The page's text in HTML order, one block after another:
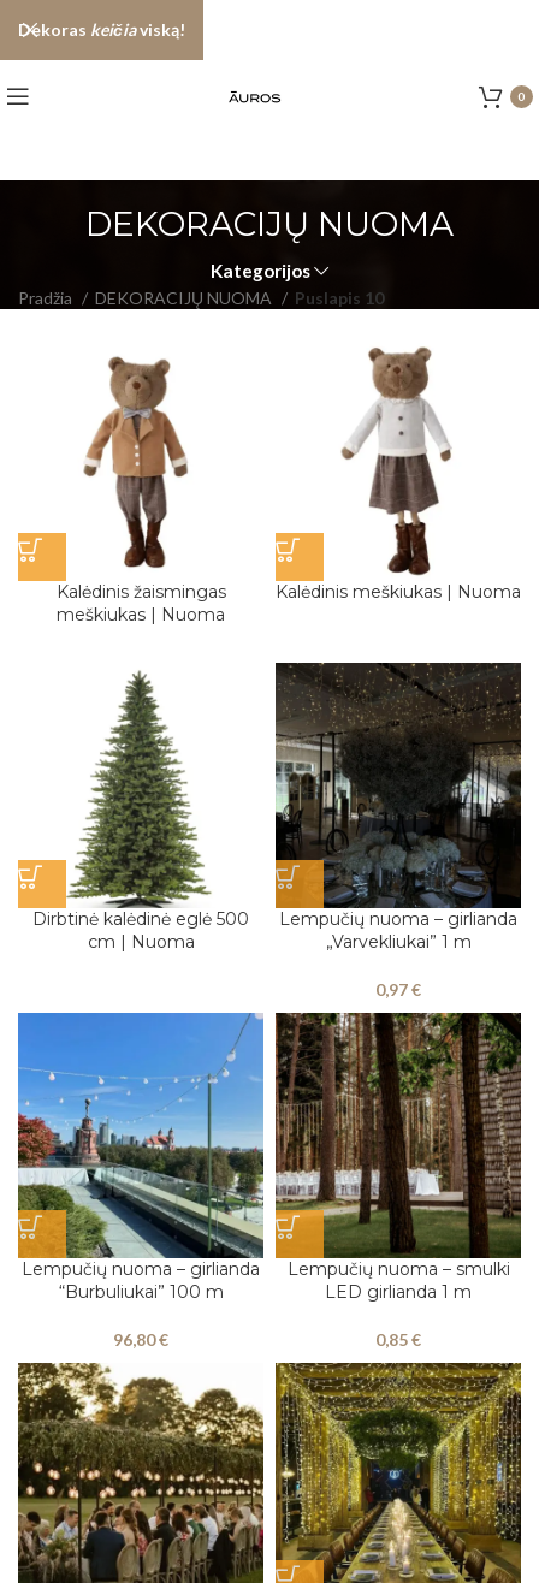
0
DEKORACIJŲ NUOMA
Kategorijos
Pradžia DEKORACIJŲ NUOMA Puslapis 10
Kalėdinis žaismingas
meškiukas | Nuoma
Kalėdinis meškiukas | Nuoma
Dirbtinė kalėdinė eglė 500
cm | Nuoma
Lempučių nuoma – girlianda
„Varvekliukai” 1 m
0,97€
Lempučių nuoma – girlianda
“Burbuliukai” 100 m
96,80€
Lempučių nuoma – smulki
LED girlianda 1 m
0,85€
Dekoras keičiaviską!